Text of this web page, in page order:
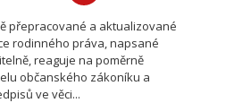
přepracované a aktualizované
rodinného práva, napsané
reaguje na poměrně
občanského zákoníku a
ve věci...